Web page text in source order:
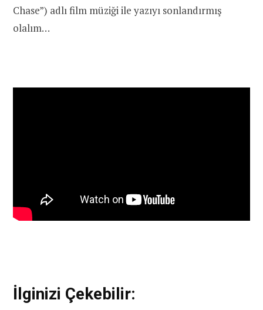
Chase”) adlı film müziği ile yazıyı sonlandırmış
olalım…
İlginizi Çekebilir: